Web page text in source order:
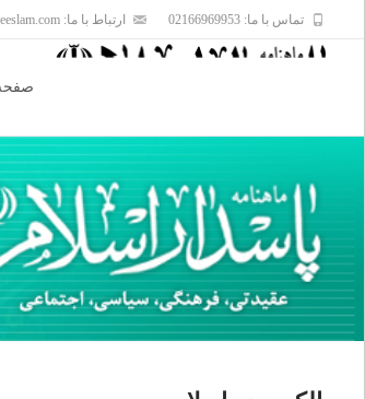
تماس با ما: 02166969953 ارتباط با ما: info[at]pasdareeslam.com
content